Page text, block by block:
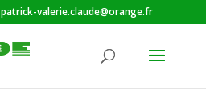
patrick-valerie.claude@orange.fr